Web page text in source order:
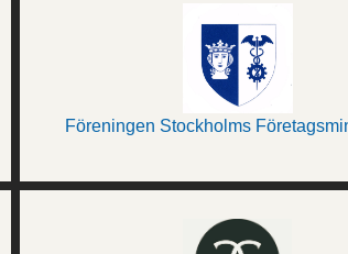
Föreningen Stockholms